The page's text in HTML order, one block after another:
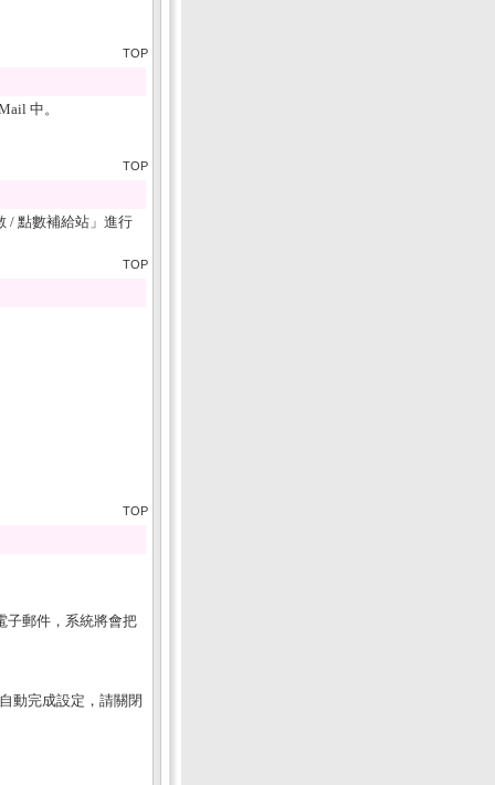
TOP
中。
TOP
/ 點數補給站 」進行
TOP
TOP
子郵件，系統將會把
動完成設定，請關閉